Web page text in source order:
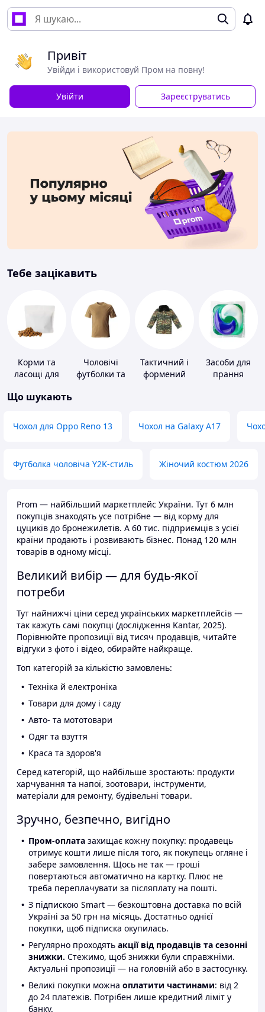
Привіт
Увійди і використовуй Пром на повну!
Увійти Зареєструватись
Тебе зацікавить
Корми та
ласощі для
тварин і
Чоловічі
футболки та
Тактичний і
формений
Засоби для
прання
Що шукають
Чохол для Oppo Reno 13 Чохол на Galaxy A17
Футболка чоловіча Y2K-стиль Жіночий костюм 2026
Prom — найбільший маркетплейс України. Тут 6 млн
покупців знаходять усе потрібне — від корму для
цуциків до бронежилетів. А 60 тис. підприємців з усієї
країни продають і розвивають бізнес. Понад 120 млн
товарів в одному місці.
Великий вибір — для будь-якої
потреби
Тут найнижчі ціни серед українських маркетплейсів —
так кажуть самі покупці (дослідження Kantar, 2025).
Порівнюйте пропозиції від тисяч продавців, читайте
відгуки з фото і відео, обирайте найкраще.
Топ категорій за кількістю замовлень:
Техніка й електроніка
Товари для дому і саду
Авто- та мототовари
Одяг та взуття
Краса та здоров'я
Серед категорій, що найбільше зростають: продукти
харчування та напої, зоотовари, інструменти,
матеріали для ремонту, будівельні товари.
Зручно, безпечно, вигідно
Пром-оплата захищає кожну покупку: продавець
отримує кошти лише після того, як покупець огляне і
забере замовлення. Щось не так — гроші
повертаються автоматично на картку. Плюс не
треба переплачувати за післяплату на пошті.
З підпискою Smart — безкоштовна доставка по всій
Україні за 50 грн на місяць. Достатньо однієї
покупки, щоб підписка окупилась.
Регулярно проходять акції від продавців та сезонні
знижки. Стежимо, щоб знижки були справжніми.
Актуальні пропозиції — на головній або в застосунку.
Великі покупки можна оплатити частинами: від 2
до 24 платежів. Потрібен лише кредитний ліміт у
банку.